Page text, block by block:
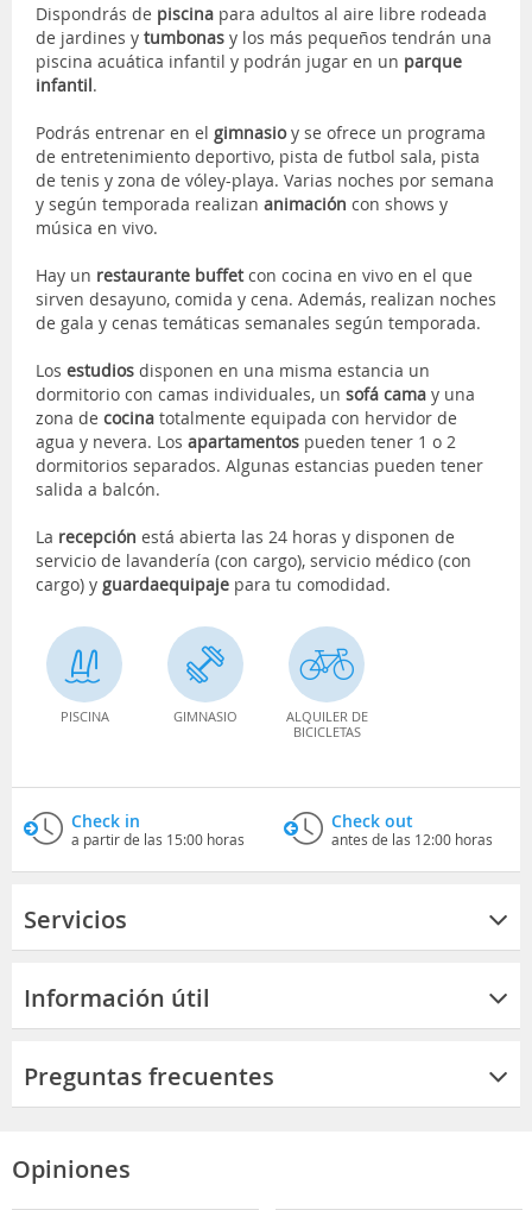
Dispondrás de piscina para adultos al aire libre rodeada
de jardines y tumbonas y los más pequeños tendrán una
piscina acuática infantil y podrán jugar en un parque
infantil.
Podrás entrenar en el gimnasioy se ofrece un programa
de entretenimiento deportivo, pista de futbol sala, pista
de tenis y zona de vóley-playa. Varias noches por semana
y según temporada realizan animación con shows y
música en vivo.
Hay un restaurante buffetcon cocina en vivo en el que
sirven desayuno, comida y cena. Además, realizan noches
de gala y cenas temáticas semanales según temporada.
Los estudios disponen en una misma estancia un
dormitorio con camas individuales, un sofá cama y una
zona de cocina totalmente equipada con hervidor de
agua y nevera. Los apartamentos pueden tener 1 o 2
dormitorios separados. Algunas estancias pueden tener
salida a balcón.
La recepción está abierta las 24 horas y disponen de
servicio de lavandería (con cargo), servicio médico (con
cargo) y guardaequipaje para tu comodidad.
PISCINA GIMNASIO
ALQUILER DE
BICICLETAS
Check in
a partir de las 15:00 horas
Check out
antes de las 12:00 horas
Servicios
Información útil
Preguntas frecuentes
Opiniones